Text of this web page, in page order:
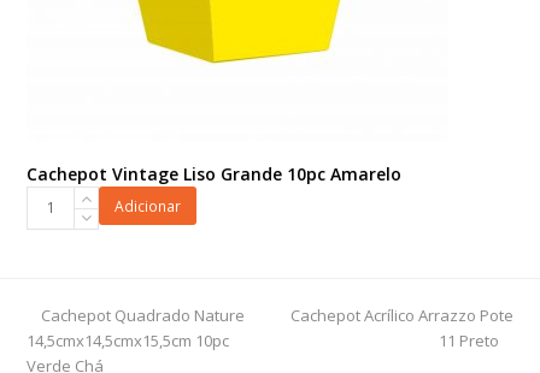
Cachepot Vintage Liso Grande 10pc Amarelo
Cachepot
Amarelo
quantidade
Adicionar
previous
post:
Cachepot Quadrado Nature
14,5cmx14,5cmx15,5cm 10pc
Verde Chá
next
Cachepot Acrílico Arrazzo Pote
11 Preto